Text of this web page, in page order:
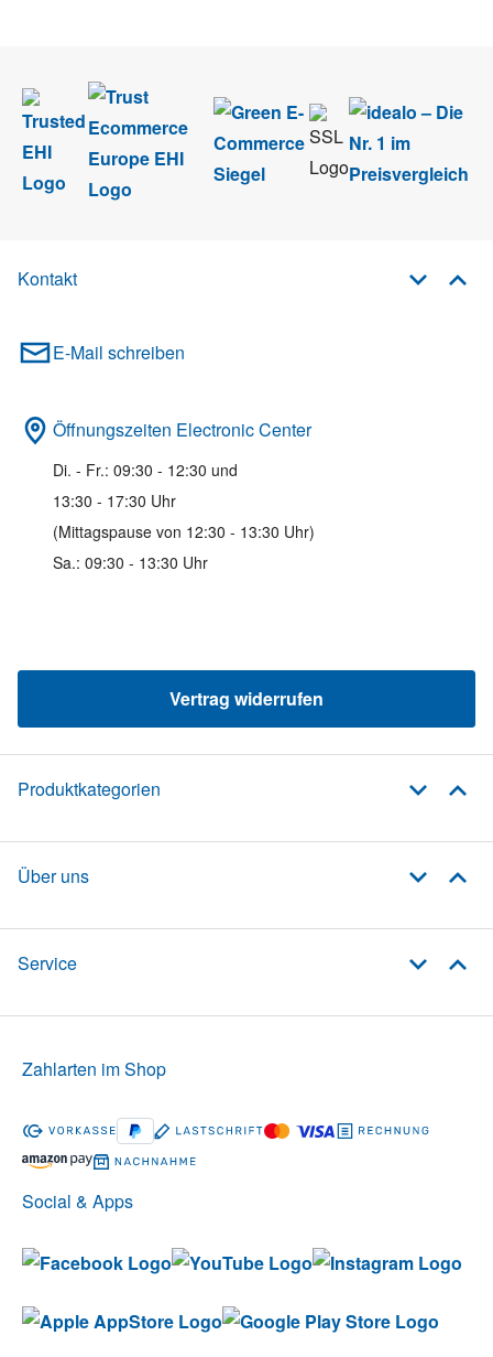
Kontakt
E-Mail schreiben
Öffnungszeiten Electronic Center
Di. - Fr.: 09:30 - 12:30 und
13:30 - 17:30 Uhr
(Mittagspause von 12:30 - 13:30 Uhr)
Sa.: 09:30 - 13:30 Uhr
Vertrag widerrufen
Produktkategorien
Über uns
Service
Social & Apps
Zahlarten im Shop